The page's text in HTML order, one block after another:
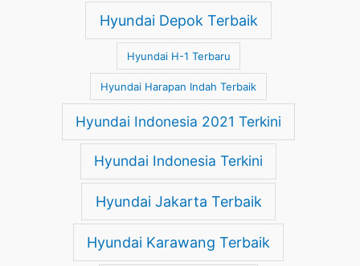
Hyundai Depok Terbaik
Hyundai H-1 Terbaru
Hyundai Harapan Indah Terbaik
Hyundai Indonesia 2021 Terkini
Hyundai Indonesia Terkini
Hyundai Jakarta Terbaik
Hyundai Karawang Terbaik